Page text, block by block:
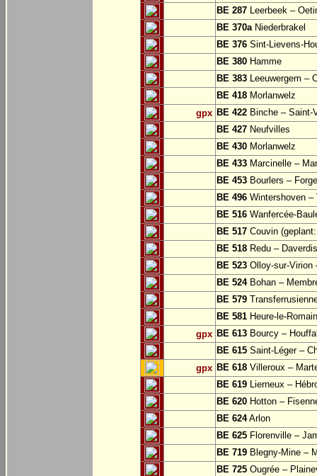
BE 287 Leerbeek –
BE 370aNiederbrakel
BE 376 Sint-Lievens-
BE 380 Hamme
BE 383 Leeuwergem –
BE 418 Morlanwelz
gpx BE 422 Binche – Saint-
BE 427 Neufvilles
BE 430 Morlanwelz
BE 433 Marcinelle –
BE 453 Bourlers –
BE 496 Wintershoven –
BE 516 Wanfercée-
BE 517 Couvin
BE 518 Redu –
BE 523 Olloy-sur-Virion
BE 524Bohan –
BE 579
BE 581 Heure-le-
gpx BE 613 Bourcy –
BE 615 Saint-Léger –
gpx BE 618 Villeroux –
BE 619 Lierneux –
BE 620 Hotton –
BE 624Arlon
BE 625 Florenville –
BE 719 Blegny-Mine –
BE 725 Ougrée –